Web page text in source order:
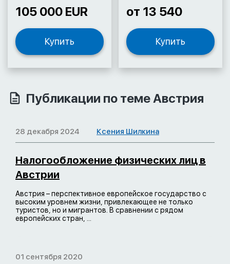
105 000 EUR
Купить
от 13 540
Купить
Публикации по теме Австрия
28 декабря 2024 Ксения Шилкина
Налогообложение физических лиц в
Австрии
Австрия – перспективное европейское государство с
высоким уровнем жизни, привлекающее не только
туристов, но и мигрантов. В сравнении с рядом
европейских стран, ...
01 сентября 2020